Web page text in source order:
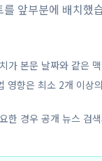
를 앞부분에 배치했
가 본문 날짜와 같은
영향은 최소 2개 이상
한 경우 공개 뉴스 검